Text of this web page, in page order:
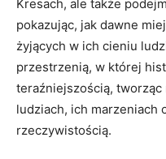
Kresach, ale także
pokazując, jak dawne
żyjących w ich cieniu
przestrzenią, w której
teraźniejszością,
ludziach, ich marzeniach
rzeczywistością.